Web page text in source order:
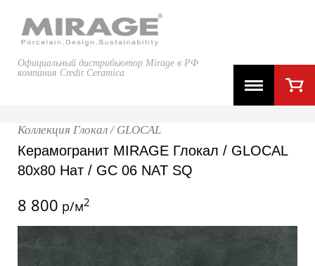
Официальный дистрибьютор Mirage в РФ
компания Credit Ceramica
Коллекция Глокал / GLOCAL
Керамогранит MIRAGE Глокал / GLOCAL
80x80 Нат / GC 06 NAT SQ
8 800 р/м2